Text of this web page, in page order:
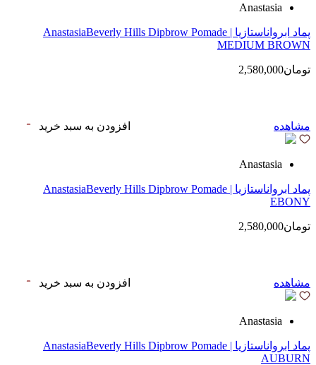
Anastasia
پماد ابرواناستازیا | AnastasiaBeverly Hills Dipbrow Pomade
MEDIUM BROWN
تومان2,580,000
مشاهده افزودن به سبد خرید
Anastasia
پماد ابرواناستازیا | AnastasiaBeverly Hills Dipbrow Pomade
EBONY
تومان2,580,000
مشاهده افزودن به سبد خرید
Anastasia
پماد ابرواناستازیا | AnastasiaBeverly Hills Dipbrow Pomade
AUBURN